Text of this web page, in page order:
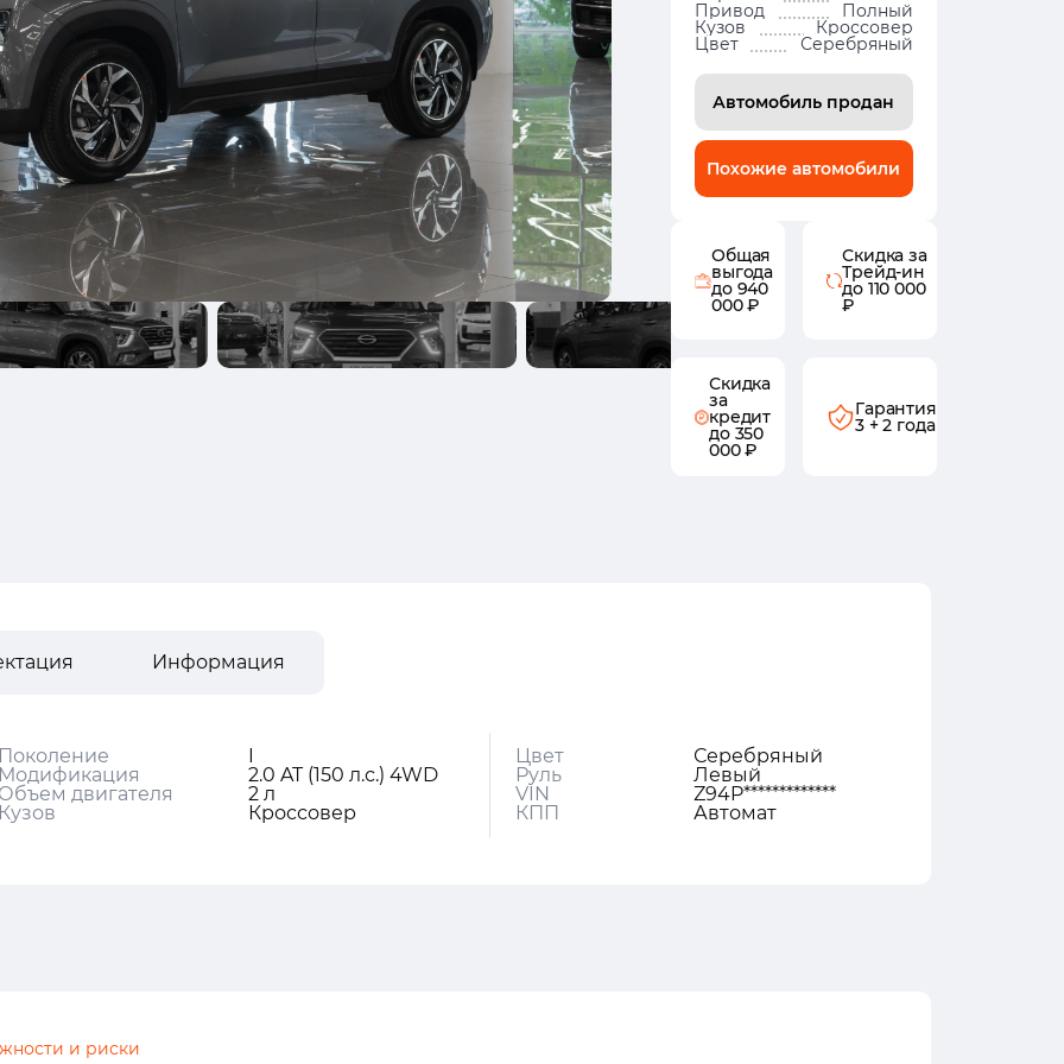
Привод Полный
Кузов Кроссовер
Цвет Серебряный
Автомобиль продан
Похожие автомобили
Общая
выгода
до 940
000 ₽
Скидка за
Трейд-ин
до 110 000
₽
Скидка
за
кредит
до 350
000 ₽
Гарантия
3 + 2 года
Информация
I
2.0 AT (150 л.с.) 4WD
двигателя
2 л
Кроссовер
Цвет
Серебряный
Руль
Левый
VIN
Z94P*************
КПП
Автомат
и риски